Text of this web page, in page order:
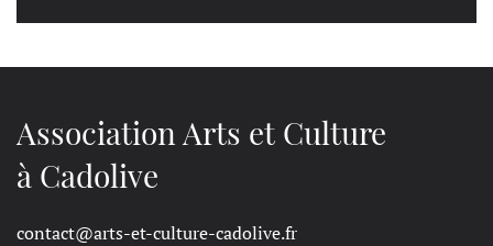
Association Arts et Culture
à Cadolive
contact@arts-et-culture-cadolive.fr